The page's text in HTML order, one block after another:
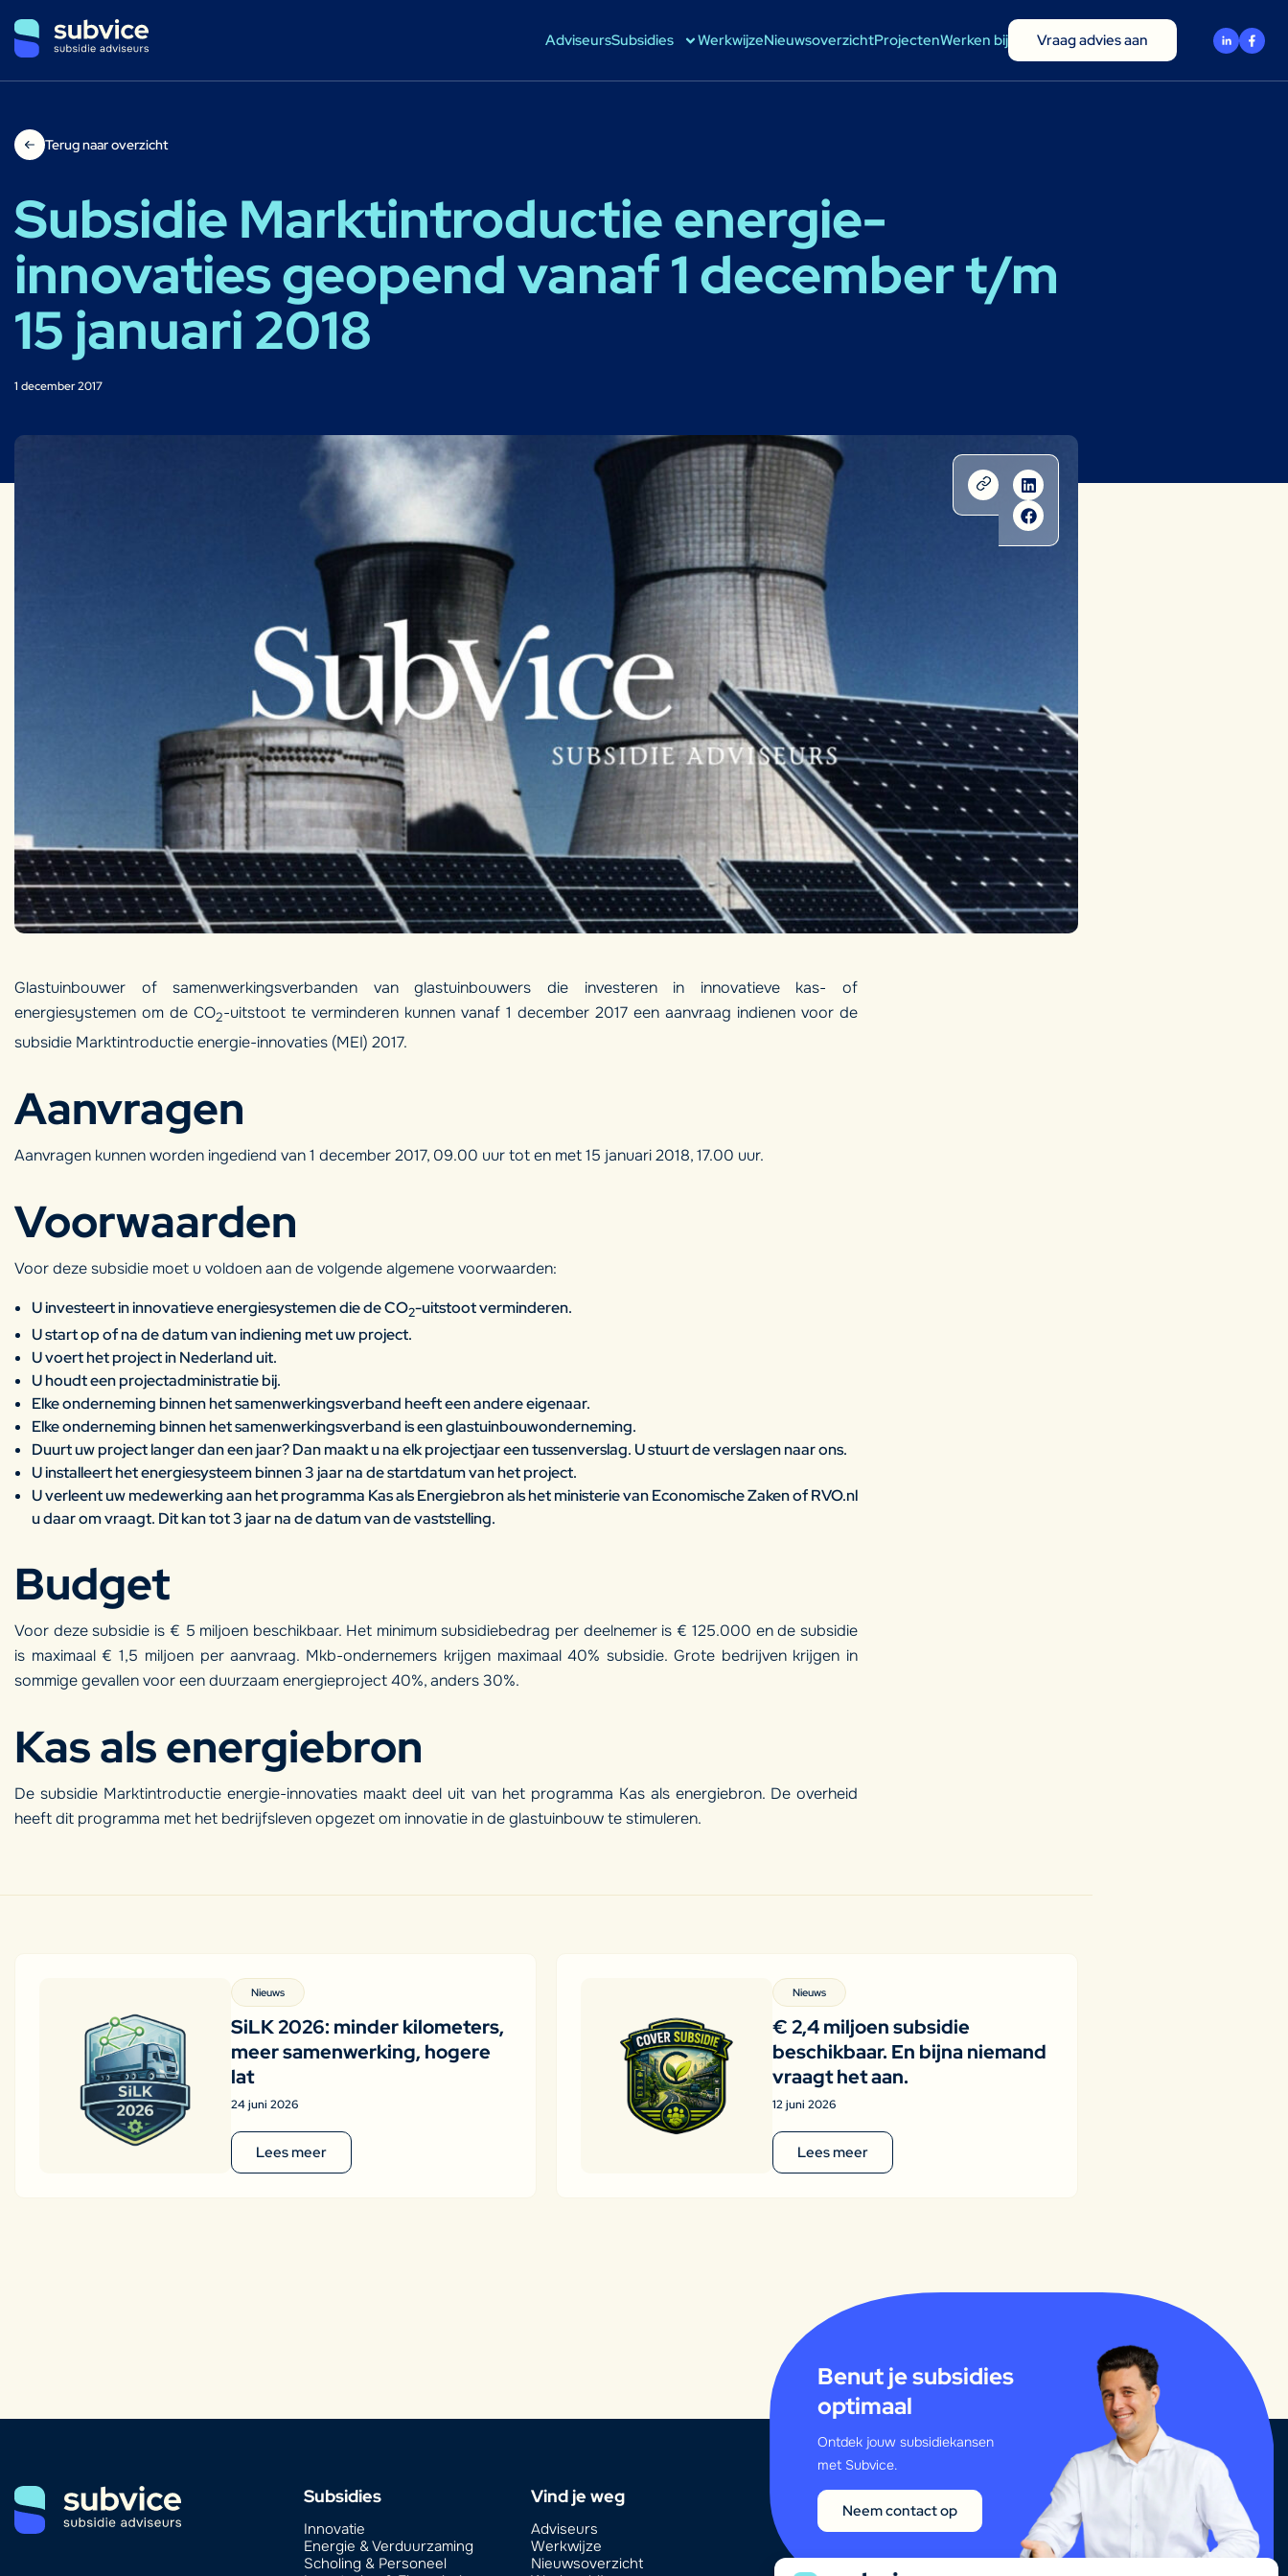
AdviseursSubsidies WerkwijzeNieuwsoverzichtProjectenWerken bij Vraag advies aan
Terug naar overzicht
Subsidie Marktintroductie energie-
innovaties geopend vanaf 1 december t/m
15 januari 2018
1 december 2017
Glastuinbouwer of samenwerkingsverbanden van glastuinbouwers die investeren in innovatieve kas- of
energiesystemen om de CO2-uitstoot te verminderen kunnen vanaf 1 december 2017 een aanvraag indienen voor de
subsidie Marktintroductie energie-innovaties (MEI) 2017.
Aanvragen
Aanvragen kunnen worden ingediend van 1 december 2017, 09.00 uur tot en met 15 januari 2018, 17.00 uur.
Voorwaarden
Voor deze subsidie moet u voldoen aan de volgende algemene voorwaarden:
U investeert in innovatieve energiesystemen die de CO2-uitstoot verminderen.
U start op of na de datum van indiening met uw project.
U voert het project in Nederland uit.
U houdt een projectadministratie bij.
Elke onderneming binnen het samenwerkingsverband heeft een andere eigenaar.
Elke onderneming binnen het samenwerkingsverband is een glastuinbouwonderneming.
Duurt uw project langer dan een jaar? Dan maakt u na elk projectjaar een tussenverslag. U stuurt de verslagen naar ons.
U installeert het energiesysteem binnen 3 jaar na de startdatum van het project.
U verleent uw medewerking aan het programma Kas als Energiebron als het ministerie van Economische Zaken of RVO.nl
u daar om vraagt. Dit kan tot 3 jaar na de datum van de vaststelling.
Budget
Voor deze subsidie is € 5 miljoen beschikbaar. Het minimum subsidiebedrag per deelnemer is € 125.000 en de subsidie
is maximaal € 1,5 miljoen per aanvraag. Mkb-ondernemers krijgen maximaal 40% subsidie. Grote bedrijven krijgen in
sommige gevallen voor een duurzaam energieproject 40%, anders 30%.
Kas als energiebron
De subsidie Marktintroductie energie-innovaties maakt deel uit van het programma Kas als energiebron. De overheid
heeft dit programma met het bedrijfsleven opgezet om innovatie in de glastuinbouw te stimuleren.
Nieuws
SiLK 2026: minder kilometers,
meer samenwerking, hogere
lat
24 juni 2026
Lees meer
Nieuws
€ 2,4 miljoen subsidie
beschikbaar. En bijna niemand
vraagt het aan.
12 juni 2026
Lees meer
Subsidies
Innovatie
Energie & Verduurzaming
Scholing & Personeel
Vind je weg
Adviseurs
Werkwijze
Nieuwsoverzicht
Benut je subsidies
optimaal
Ontdek jouw subsidiekansen
met Subvice.
Neem contact op